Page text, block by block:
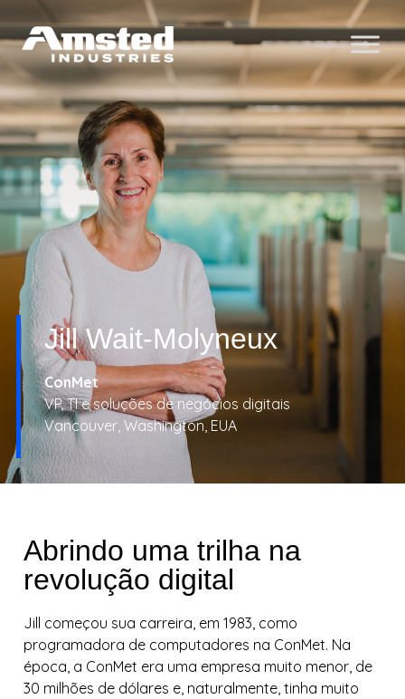
Jill Wait-Molyneux
ConMet
VP, TI e soluções de negócios digitais
Vancouver, Washington, EUA
Abrindo uma trilha na
revolução digital
Jill começou sua carreira, em 1983, como
programadora de computadores na ConMet. Na
época, a ConMet era uma empresa muito menor, de
30 milhões de dólares e, naturalmente, tinha muito